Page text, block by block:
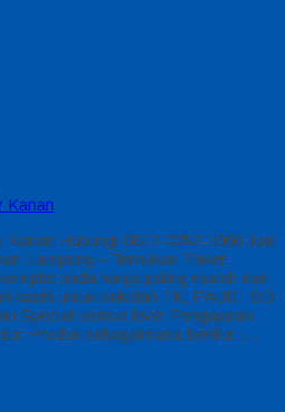
Kanan
Kanan Hubungi 0812-2282-1060 Jual
Lampung – Temukan Paket
pada harga paling murah dan
kasih untuk sekolah TK, PAUD , SD
Special semua level Pengajaran
Produk sebagaimana berikut :…